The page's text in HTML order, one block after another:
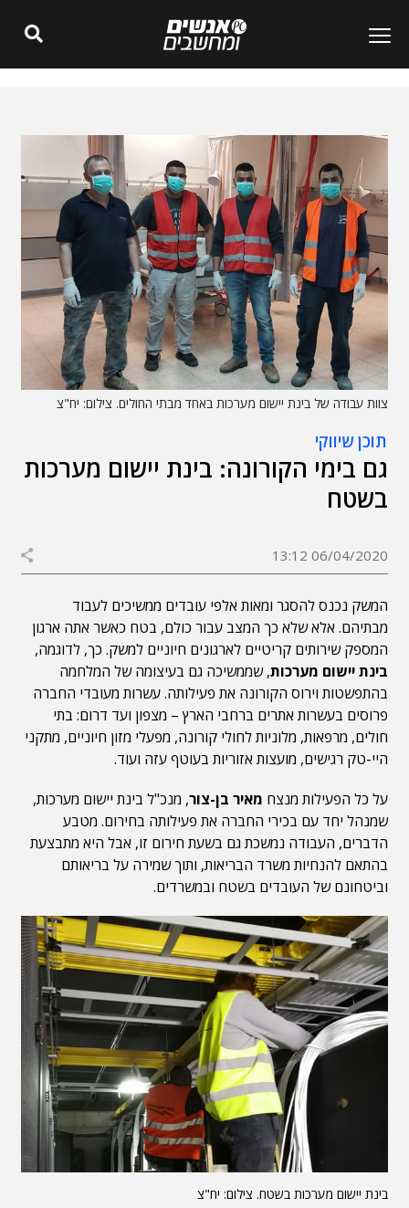
צוות עבודה של בינת יישום מערכות באחד מבתי החולים. צילום: יח"צ
תוכן שיווקי
גם בימי הקורונה: בינת יישום מערכות
בשטח
06/04/2020 13:12
המשק נכנס להסגר ומאות אלפי עובדים ממשיכים לעבוד
מבתיהם. אלא שלא כך המצב עבור כולם, בטח כאשר אתה ארגון
המספק שירותים קריטיים לארגונים חיוניים למשק. כך, לדוגמה,
בינת יישום מערכות, שממשיכה גם בעיצומה של המלחמה
בהתפשטות וירוס הקורונה את פעילותה. עשרות מעובדי החברה
פרוסים בעשרות אתרים ברחבי הארץ – מצפון ועד דרום: בתי
חולים, מרפאות, מלוניות לחולי קורונה, מפעלי מזון חיוניים, מתקני
היי-טק רגישים, מועצות אזוריות בעוטף עזה ועוד.
על כל הפעילות מנצח מאיר בן-צור, מנכ"ל בינת יישום מערכות,
שמנהל יחד עם בכירי החברה את פעילותה בחירום. מטבע
הדברים, העבודה נמשכת גם בשעת חירום זו, אבל היא מתבצעת
בהתאם להנחיות משרד הבריאות, ותוך שמירה על בריאותם
וביטחונם של העובדים בשטח ובמשרדים.
בינת יישום מערכות בשטח. צילום: יח"צ